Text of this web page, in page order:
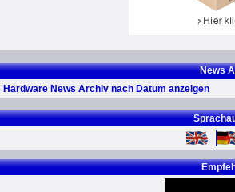
News
Hardware News Archiv nach Datum anzeigen